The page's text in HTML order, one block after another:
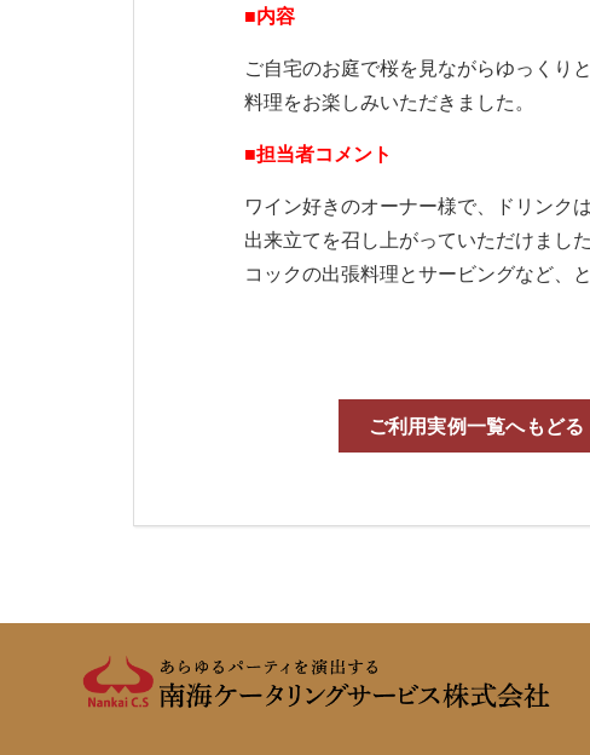
■内容
ご自宅のお庭で桜を見ながらゆっくり
料理をお楽しみいただきました。
■担当者コメント
ワイン好きのオーナー様で、ドリンク
出来立てを召し上がっていただけまし
コックの出張料理とサービングなど、
ご利用実例一覧へもどる